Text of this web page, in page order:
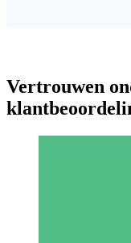
Vertrouwen